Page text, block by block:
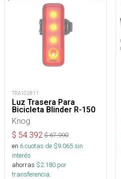
TRA102811
Luz Trasera Para
Bicicleta Blinder R-150
Knog
$ 54.392 $67.990
en 6cuotas de $9.065sin
interés
ahorras $2.180 por
transferencia.